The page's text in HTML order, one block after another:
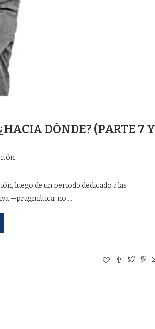
DÓNDE? (PARTE 7 Y
luego de un periodo dedicado a las
—pragmática, no …